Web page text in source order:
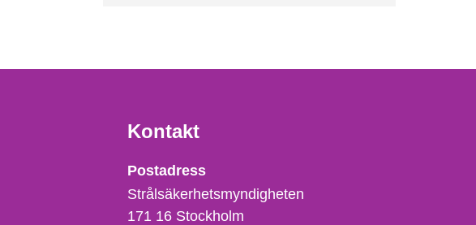
Kontakt
Strålsäkerhetsmyndigheten
Postadress
Strålsäkerhetsmyndigheten
171 16 Stockholm